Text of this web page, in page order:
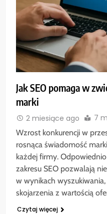
Jak SEO pomaga w
marki
2 miesiące ago 7
Wzrost konkurencji w
rosnąca świadomość
każdej firmy.
zakresu SEO pozwalają
w wynikach
skojarzenia z wartością
Czytaj więcej